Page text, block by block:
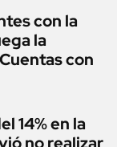
con la
la
con
14% en la
no realizar